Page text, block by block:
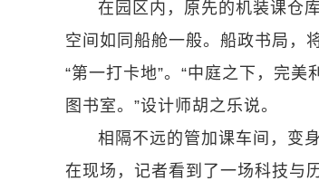
在园区内，原先的机装课仓
空间如同船舱一般。船政书局，
“第一打卡地”。“中庭之下，完
图书室。”设计师胡之乐说。
相隔不远的管加课车间，变
在现场，记者看到了一场科技与